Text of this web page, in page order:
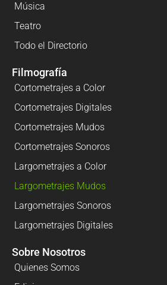
Música
Teatro
Todo el Directorio
Filmografía
Cortometrajes a Color
Cortometrajes Digitales
Cortometrajes Mudos
Cortometrajes Sonoros
Largometrajes a Color
Largometrajes Mudos
Largometrajes Sonoros
Largometrajes Digitales
Sobre Nosotros
Quienes Somos